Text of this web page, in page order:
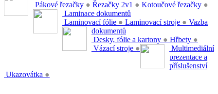
Pákové řezačky ● Řezačky 2v1 ● Kotoučové řezačky ●
Laminace dokumentů
Laminovací fólie ● Laminovací stroje ● Vazba
dokumentů
Desky, fólie a kartony ● Hřbety ●
Vázací stroje ●
Multimediální
prezentace a
příslušenství
Ukazovátka ●